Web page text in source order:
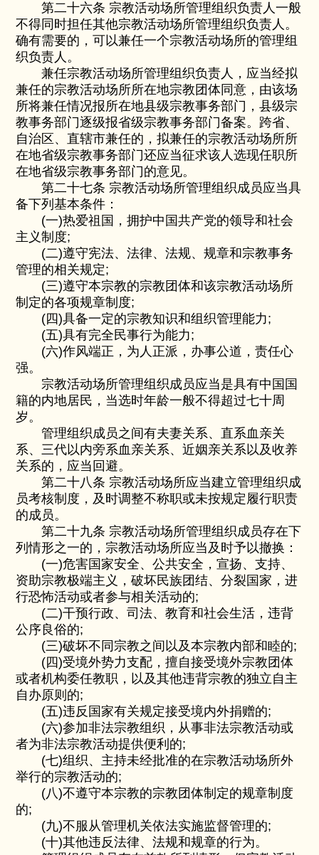
第二十六条 宗教活动场所管理组织负责人一般
不得同时担任其他宗教活动场所管理组织负责人。
确有需要的，可以兼任一个宗教活动场所的管理组
织负责人。
兼任宗教活动场所管理组织负责人，应当经拟
兼任的宗教活动场所所在地宗教团体同意，由该场
所将兼任情况报所在地县级宗教事务部门，县级宗
教事务部门逐级报省级宗教事务部门备案。跨省、
自治区、直辖市兼任的，拟兼任的宗教活动场所所
在地省级宗教事务部门还应当征求该人选现任职所
在地省级宗教事务部门的意见。
第二十七条 宗教活动场所管理组织成员应当具
备下列基本条件：
(一)热爱祖国，拥护中国共产党的领导和社会
主义制度;
(二)遵守宪法、法律、法规、规章和宗教事务
管理的相关规定;
(三)遵守本宗教的宗教团体和该宗教活动场所
制定的各项规章制度;
(四)具备一定的宗教知识和组织管理能力;
(五)具有完全民事行为能力;
(六)作风端正，为人正派，办事公道，责任心
强。
宗教活动场所管理组织成员应当是具有中国国
籍的内地居民，当选时年龄一般不得超过七十周
岁。
管理组织成员之间有夫妻关系、直系血亲关
系、三代以内旁系血亲关系、近姻亲关系以及收养
关系的，应当回避。
第二十八条 宗教活动场所应当建立管理组织成
员考核制度，及时调整不称职或未按规定履行职责
的成员。
第二十九条 宗教活动场所管理组织成员存在下
列情形之一的，宗教活动场所应当及时予以撤换：
(一)危害国家安全、公共安全，宣扬、支持、
资助宗教极端主义，破坏民族团结、分裂国家，进
行恐怖活动或者参与相关活动的;
(二)干预行政、司法、教育和社会生活，违背
公序良俗的;
(三)破坏不同宗教之间以及本宗教内部和睦的;
(四)受境外势力支配，擅自接受境外宗教团体
或者机构委任教职，以及其他违背宗教的独立自主
自办原则的;
(五)违反国家有关规定接受境内外捐赠的;
(六)参加非法宗教组织，从事非法宗教活动或
者为非法宗教活动提供便利的;
(七)组织、主持未经批准的在宗教活动场所外
举行的宗教活动的;
(八)不遵守本宗教的宗教团体制定的规章制度
的;
(九)不服从管理机关依法实施监督管理的;
(十)其他违反法律、法规和规章的行为。